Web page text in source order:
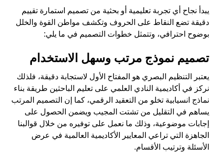
يبدأ نجاح أي تجربة تعليمية أو بحثية من تصميم استمارة تقييم
دقيقة تضع النقاط على الحروف وتكشف مواطن القوة والخلل
بوضوح احترافي، وتتمثل خطوات التصميم في ما يلي:
تصميم نموذج مرتب وسهل الاستخدام
يعتبر التنظيم البصري هو المفتاح الأول لاستجابة دقيقة، فلذلك
نركز فيأكاديمية النادي العلمي على تعليم الباحثين طريقة بناء
نماذج انسيابية تخلو من التعقيد الرقمي، كما إن التصميم المرتب
يساهم في التقليل من تشتت المجيب ويضمن الحصول على
إجابات موضوعية، وذلك ما نعمل على توفيره من خلال قوالبنا
الجاهزة التي تراعي المعايير الأكاديمية العالمية في عرض
الأسئلة وترتيب الأقسام.